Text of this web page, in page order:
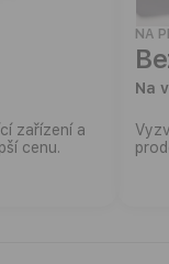
zařízení a
cenu.
NA
Na